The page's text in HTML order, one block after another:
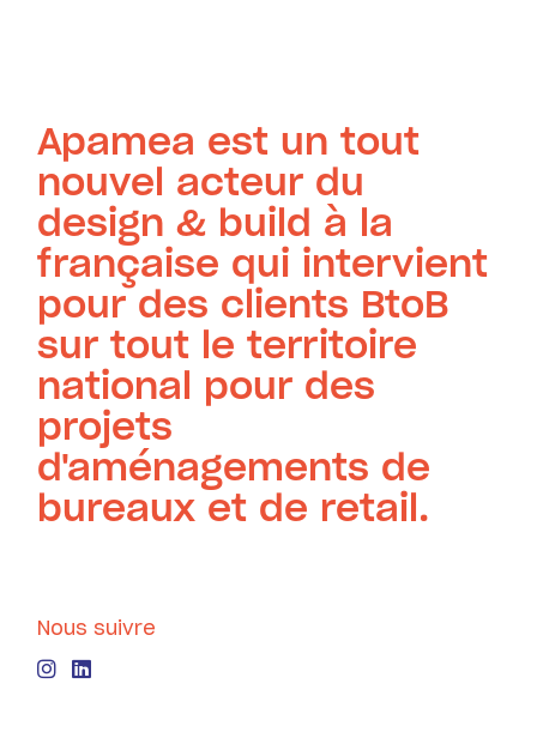
Apamea est un tout
nouvel acteur du
design & build à la
française qui intervient
pour des clients BtoB
sur tout le territoire
national pour des
projets
d'aménagements de
bureaux et de retail.
Nous suivre